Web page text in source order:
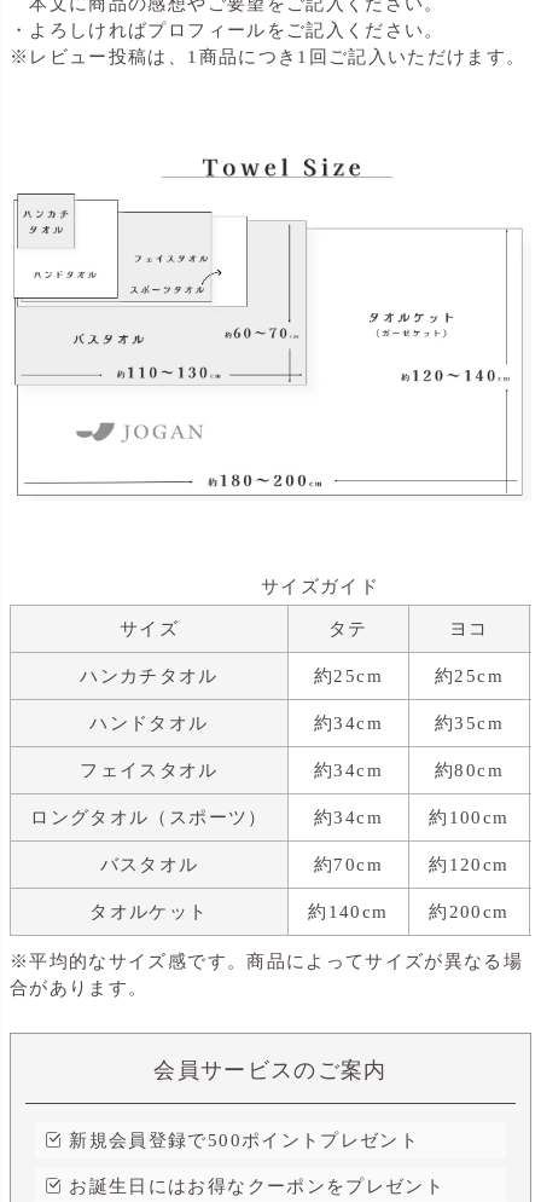
本文に商品の感想やご要望をご記入ください。
・よろしければプロフィールをご記入ください。
※レビュー投稿は、1商品につき1回ご記入いただけます。
サイズガイド
サイズ タテ ヨコ
ハンカチタオル 約25cm 約25cm
ハンドタオル 約34cm 約35cm
フェイスタオル 約34cm 約80cm
ロングタオル（スポーツ） 約34cm 約100cm
バスタオル 約70cm 約120cm
タオルケット 約140cm 約200cm
※平均的なサイズ感です。商品によってサイズが異なる場
合があります。
会員サービスのご案内
新規会員登録で500ポイントプレゼント
お誕生日にはお得なクーポンをプレゼント